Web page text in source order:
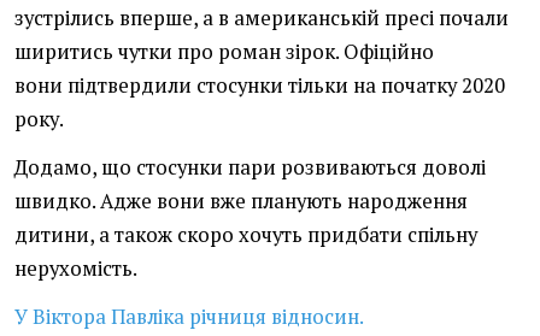
зустрілись вперше, а в американській пресі почали
ширитись чутки про роман зірок. Офіційно
вони підтвердили стосунки тільки на початку 2020
року.
Додамо, що стосунки пари розвиваються доволі
швидко. Адже вони вже планують народження
дитини, а також скоро хочуть придбати спільну
нерухомість.
У Віктора Павліка річниця відносин.